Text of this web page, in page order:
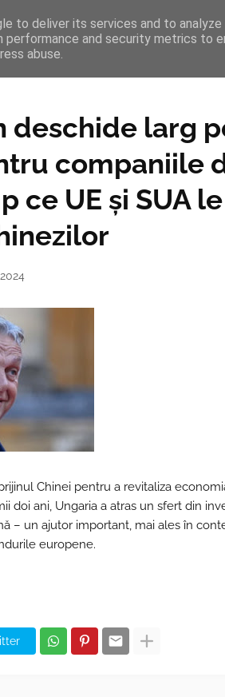
FEATURES BLOGGER
deschide larg
companiile
ce UE și SUA
Chinei pentru a revitaliza
doi ani, Ungaria a atras un sfert din
– un ajutor important, mai ales în
europene.
to deliver its services and to
performance and security metrics to
abuse.